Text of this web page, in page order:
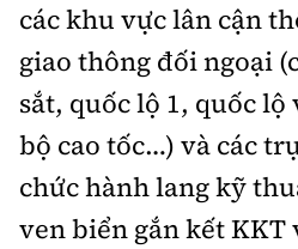
các khu vực lân cận
giao thông đối ngoại
sắt, quốc lộ 1, quốc
bộ cao tốc…) và các
chức hành lang kỹ
ven biển gắn kết